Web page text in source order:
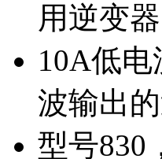
用逆变
10A低
波输出
型号830